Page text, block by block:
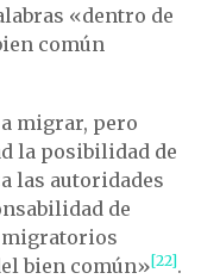
«dentro de
común
migrar, pero
la posibilidad de
las autoridades
de
bien común»[22].